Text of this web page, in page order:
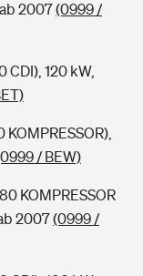
2007(0999 /
120 kW,
/ BEW)
KOMPRESSOR
2007(0999 /